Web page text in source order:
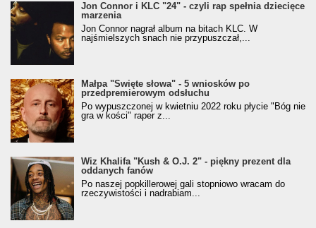
Jon Connor i KLC "24" - czyli rap spełnia dziecięce
marzenia
Jon Connor nagrał album na bitach KLC. W
najśmielszych snach nie przypuszczał,...
Małpa "Święte słowa" - 5 wniosków po
przedpremierowym odsłuchu
Po wypuszczonej w kwietniu 2022 roku płycie "Bóg nie
gra w kości" raper z...
Wiz Khalifa "Kush & O.J. 2" - piękny prezent dla
oddanych fanów
Po naszej popkillerowej gali stopniowo wracam do
rzeczywistości i nadrabiam...